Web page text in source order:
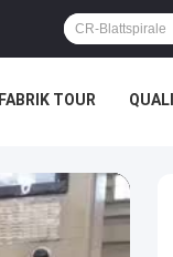
FABRIK TOUR